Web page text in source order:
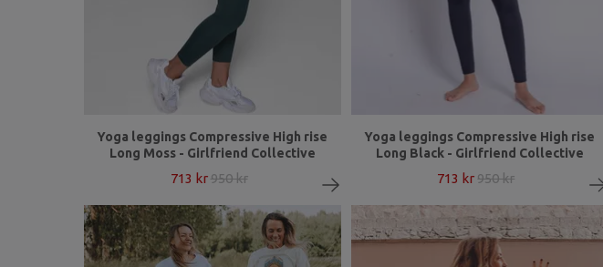
Yoga leggings Compressive High rise
Long Moss - Girlfriend Collective
713 kr 950 kr
Yoga leggings Compressive High rise
Long Black - Girlfriend Collective
713 kr 950 kr